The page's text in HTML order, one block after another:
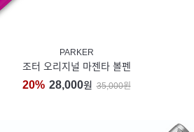
PARKER
조터 오리지널 마젠타 볼펜
20% 28,000원 35,000원